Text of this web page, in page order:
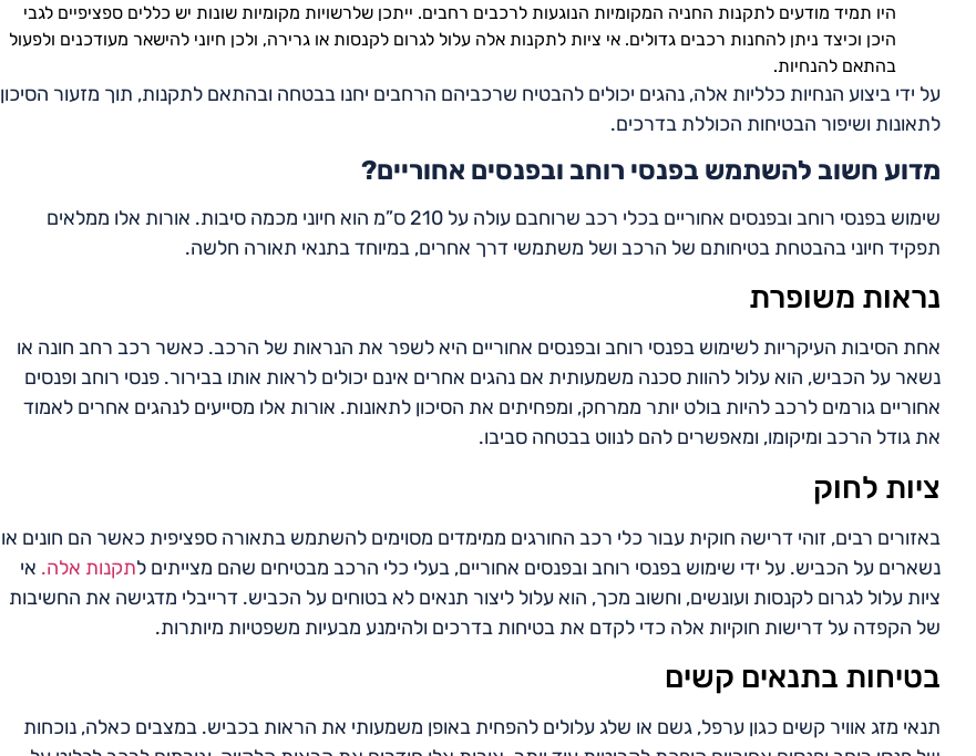
היו תמיד מודעים לתקנות החניה המקומיות הנוגעות לרכבים רחבים. ייתכן שלרשויות מקומיות שונות יש כללים ספציפיים לגבי
היכן וכיצד ניתן להחנות רכבים גדולים. אי ציות לתקנות אלה עלול לגרום לקנסות או גרירה, ולכן חיוני להישאר מעודכנים ולפעול
בהתאם להנחיות.
על ידי ביצוע הנחיות כלליות אלה, נהגים יכולים להבטיח שרכביהם הרחבים יחנו בבטחה ובהתאם לתקנות, תוך מזעור הסיכון
לתאונות ושיפור הבטיחות הכוללת בדרכים.
מדוע חשוב להשתמש בפנסי רוחב ובפנסים אחוריים?
שימוש בפנסי רוחב ובפנסים אחוריים בכלי רכב שרוחבם עולה על 210 ס”מ הוא חיוני מכמה סיבות. אורות אלו ממלאים
תפקיד חיוני בהבטחת בטיחותם של הרכב ושל משתמשי דרך אחרים, במיוחד בתנאי תאורה חלשה.
נראות משופרת
אחת הסיבות העיקריות לשימוש בפנסי רוחב ובפנסים אחוריים היא לשפר את הנראות של הרכב. כאשר רכב רחב חונה או
נשאר על הכביש, הוא עלול להוות סכנה משמעותית אם נהגים אחרים אינם יכולים לראות אותו בבירור. פנסי רוחב ופנסים
אחוריים גורמים לרכב להיות בולט יותר ממרחק, ומפחיתים את הסיכון לתאונות. אורות אלו מסייעים לנהגים אחרים לאמוד
את גודל הרכב ומיקומו, ומאפשרים להם לנווט בבטחה סביבו.
ציות לחוק
באזורים רבים, זוהי דרישה חוקית עבור כלי רכב החורגים ממימדים מסוימים להשתמש בתאורה ספציפית כאשר הם חונים או
נשארים על הכביש. על ידי שימוש בפנסי רוחב ובפנסים אחוריים, בעלי כלי הרכב מבטיחים שהם מצייתים לתקנות אלה. אי
ציות עלול לגרום לקנסות ועונשים, וחשוב מכך, הוא עלול ליצור תנאים לא בטוחים על הכביש. דרייבלי מדגישה את החשיבות
של הקפדה על דרישות חוקיות אלה כדי לקדם את בטיחות בדרכים ולהימנע מבעיות משפטיות מיותרות.
בטיחות בתנאים קשים
תנאי מזג אוויר קשים כגון ערפל, גשם או שלג עלולים להפחית באופן משמעותי את הראות בכביש. במצבים כאלה, נוכחות